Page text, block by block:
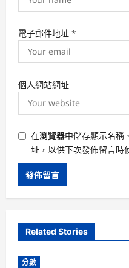
電子郵件地址 *
個人網站網址
在瀏覽器中儲存顯示名稱
址，以供下次發佈留言時
Related Stories
分數